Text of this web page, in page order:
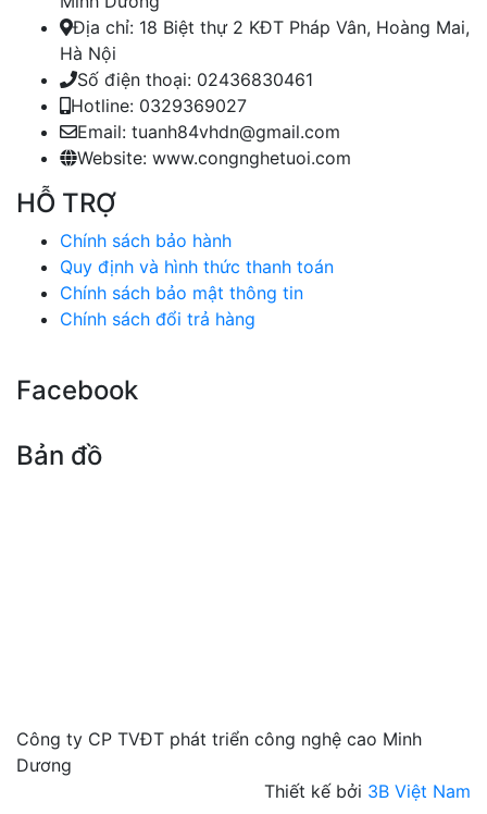
Địa chỉ: 18 Biệt thự 2 KĐT Pháp Vân, Hoàng Mai,
Hà Nội
Số điện thoại: 02436830461
Hotline: 0329369027
Email: tuanh84vhdn@gmail.com
Website: www.congnghetuoi.com
HỖ TRỢ
Chính sách bảo hành
Quy định và hình thức thanh toán
Chính sách bảo mật thông tin
Chính sách đổi trả hàng
Facebook
Bản đồ
Công ty CP TVĐT phát triển công nghệ cao Minh
Dương
Thiết kế bởi 3B Việt Nam